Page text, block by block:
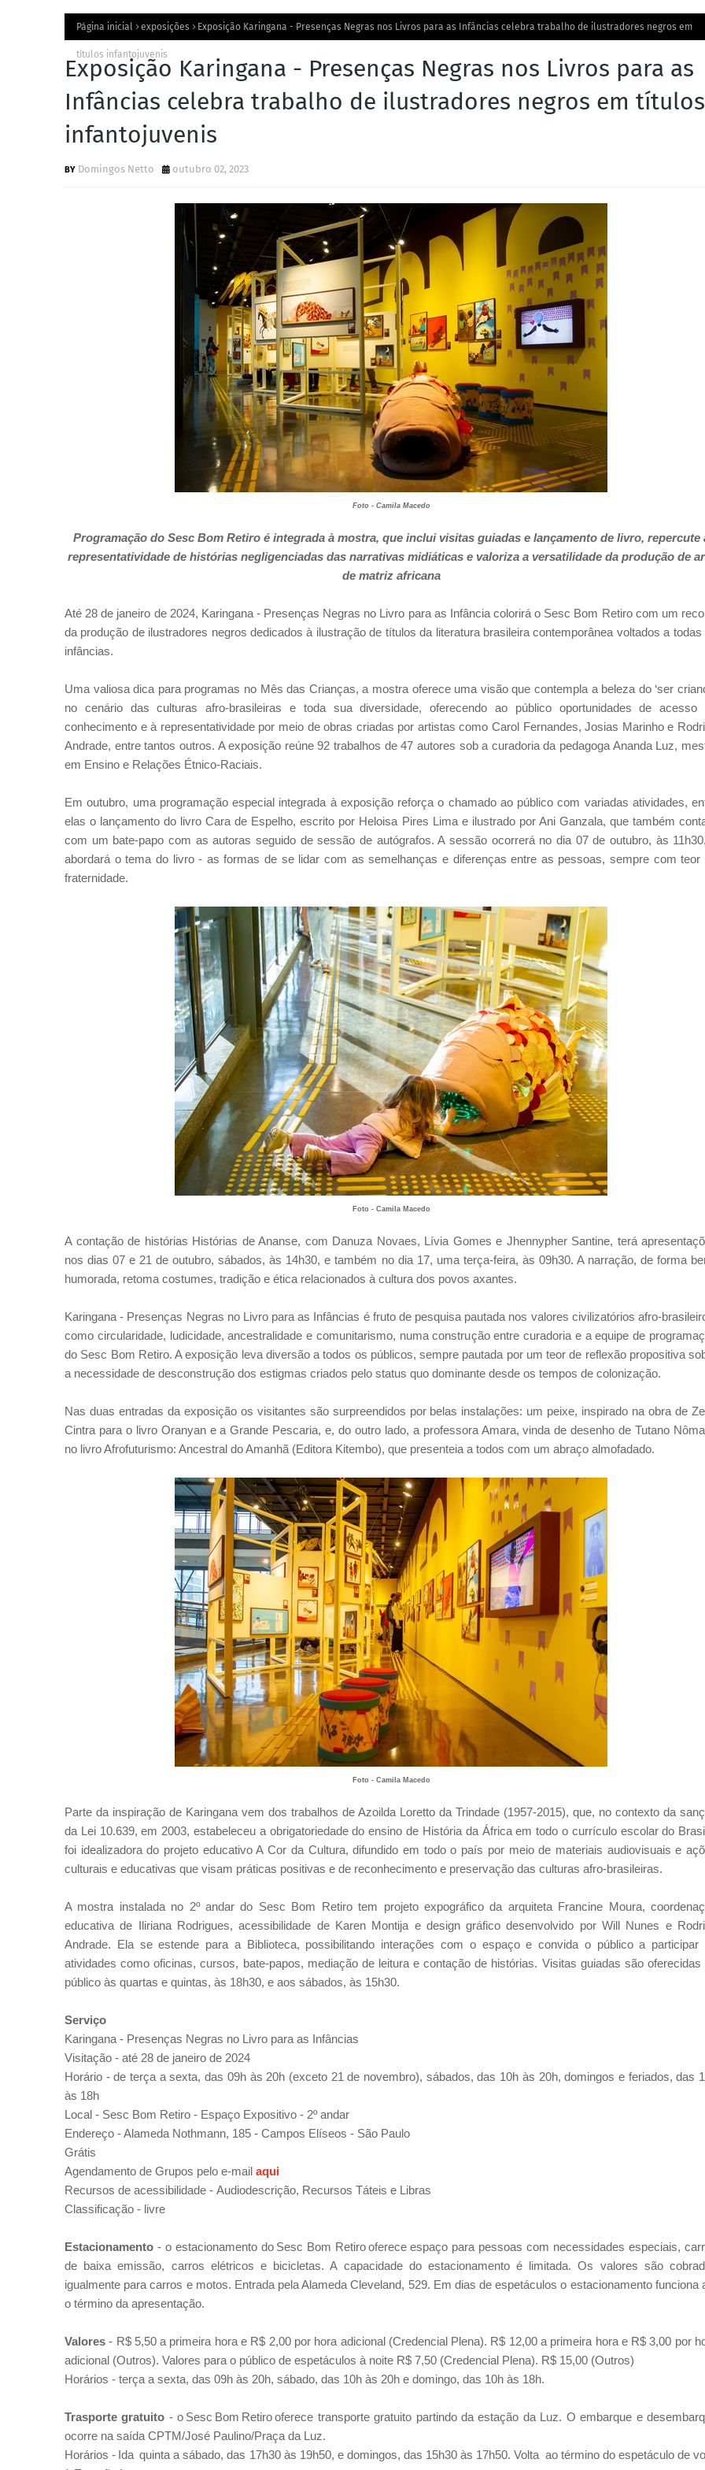
Página inicial exposições Exposição Karingana - Presenças Negras nos Livros para as Infâncias celebra trabalho de ilustradores negros em
títulos infantojuvenis
Exposição Karingana - Presenças Negras nos Livros para as
Infâncias celebra trabalho de ilustradores negros em títulos
infantojuvenis
Domingos Netto outubro 02, 2023
Foto - Camila Macedo
Programação do Sesc Bom Retiro éintegrada à mostra, que inclui visitas guiadas e lançamento de livro, repercute
representatividade de histórias negligenciadas das narrativas midiáticas e valoriza a versatilidade da produção de
de matriz africana
Até 28 de janeiro de 2024, Karingana - Presenças Negras no Livro para as Infância colorirá o Sesc Bom Retiro com um
da produção de ilustradores negros dedicados à ilustração de títulos da literatura brasileira contemporânea voltados a todas
infâncias.
Uma valiosa dica para programas no Mês das Crianças, a mostra oferece uma visão que contempla a beleza do ‘ser
no cenário das culturas afro-brasileiras e toda sua diversidade, oferecendo ao público oportunidades de acesso
conhecimento e à representatividade por meio de obras criadas por artistas como Carol Fernandes, Josias Marinho e
Andrade, entre tantos outros. A exposição reúne 92 trabalhos de 47 autores sob a curadoria da pedagoga Ananda Luz,
em Ensino e Relações Étnico-Raciais.
Em outubro, uma programação especial integrada à exposição reforça o chamado ao público com variadas atividades,
elas o lançamento do livro Cara de Espelho, escrito por Heloisa Pires Lima e ilustrado por Ani Ganzala, que também
com um bate-papo com as autoras seguido de sessão de autógrafos. A sessão ocorrerá no dia 07 de outubro, às
abordará o tema do livro - as formas de se lidar com as semelhanças e diferenças entre as pessoas, sempre com teor
fraternidade.
Foto - Camila Macedo
A contação de histórias Histórias de Ananse, com Danuza Novaes, Lívia Gomes e Jhennypher Santine, terá
nos dias 07 e 21 de outubro, sábados, às 14h30, e também no dia 17, uma terça-feira, às 09h30. A narração, de forma
humorada, retoma costumes, tradição e ética relacionados à cultura dos povos axantes.
Karingana - Presenças Negras no Livro para as Infâncias é fruto de pesquisa pautada nos valores civilizatórios afro-
como circularidade, ludicidade, ancestralidade e comunitarismo, numa construção entre curadoria e a equipe de
do Sesc Bom Retiro. A exposição leva diversão a todos os públicos, sempre pautada por um teor de reflexão propositiva
a necessidade de desconstrução dos estigmas criados pelo status quo dominante desde os tempos de colonização.
Nas duas entradas da exposição os visitantes são surpreendidos por belas instalações: um peixe, inspirado na obra de
Cintra para o livro Oranyan e a Grande Pescaria, e, do outro lado, a professora Amara, vinda de desenho de Tutano
no livro Afrofuturismo: Ancestral do Amanhã (Editora Kitembo), que presenteia a todos com um abraço almofadado.
Foto - Camila Macedo
Parte da inspiração de Karingana vem dos trabalhos de Azoilda Loretto da Trindade (1957-2015), que, no contexto da
da Lei 10.639, em 2003, estabeleceu a obrigatoriedade do ensino de História da África em todo o currículo escolar do
foi idealizadora do projeto educativo A Cor da Cultura, difundido em todo o país por meio de materiais audiovisuais e
culturais e educativas que visam práticas positivas e de reconhecimento e preservação das culturas afro-brasileiras.
A mostra instalada no 2º andar do Sesc Bom Retiro tem projeto expográfico da arquiteta Francine Moura,
educativa de Iliriana Rodrigues, acessibilidade de Karen Montija e design gráfico desenvolvido por Will Nunes e
Andrade. Ela se estende para a Biblioteca, possibilitando interações com o espaço e convida o público a participar
atividades como oficinas, cursos, bate-papos, mediação de leitura e contação de histórias. Visitas guiadas são oferecidas
público às quartas e quintas, às 18h30, e aos sábados, às 15h30.
Serviço
Karingana - Presenças Negras no Livro para as Infâncias
Visitação - até 28 de janeiro de 2024
Horário - de terça a sexta, das 09h às 20h (exceto 21 de novembro), sábados, das 10h às 20h, domingos e feriados, das
às 18h
Local - Sesc Bom Retiro - Espaço Expositivo - 2º andar
Endereço - Alameda Nothmann, 185 - Campos Elíseos - São Paulo
Grátis
Agendamento de Grupos pelo e-mail aqui
Recursos de acessibilidade - Audiodescrição, Recursos Táteis e Libras
Classificação - livre
Estacionamento - oestacionamento do Sesc Bom Retiro oferece espaço para pessoas com necessidades especiais,
de baixa emissão, carros elétricos e bicicletas. A capacidade do estacionamento é limitada. Os valores são
igualmente para carros e motos. Entrada pela Alameda Cleveland, 529. Em dias de espetáculos o estacionamento funciona
o término da apresentação.
Valores - R$ 5,50 a primeira hora e R$ 2,00 por hora adicional (Credencial Plena). R$ 12,00 a primeira hora e R$ 3,00 por
adicional (Outros). Valores para o público de espetáculos à noite R$ 7,50 (Credencial Plena). R$ 15,00 (Outros)
Horários - terça a sexta, das 09h às 20h, sábado, das 10h às 20h e domingo, das 10h às 18h.
Trasporte gratuito - o Sesc Bom Retiro oferece transporte gratuito partindo da estação da Luz. O embarque e
ocorre na saída CPTM/José Paulino/Praça da Luz.
Horários - Ida quinta a sábado, das 17h30 às 19h50, e domingos, das 15h30 às 17h50. Volta ao término do espetáculo de